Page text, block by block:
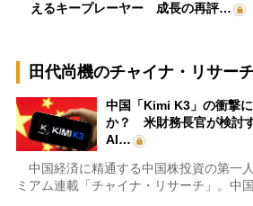
えるキープレーヤー 成長の再評…
田代尚機のチャイナ・リサー
中国「Kimi K3」の衝撃
か？ 米財務長官が検討
AI…
中国経済に精通する中国株投資の第一
ミアム連載「チャイナ・リサーチ」。中